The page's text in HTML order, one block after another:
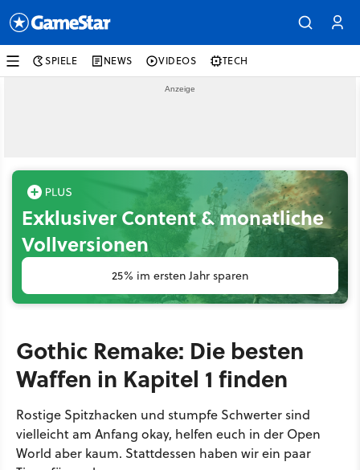
SPIELE NEWS VIDEOS TECH
Exklusiver Content & monatliche
Vollversionen
25% im ersten Jahr sparen
Gothic Remake: Die besten
Waffen in Kapitel 1 finden
Rostige Spitzhacken und stumpfe Schwerter sind
vielleicht am Anfang okay, helfen euch in der Open
World aber kaum. Stattdessen haben wir ein paar